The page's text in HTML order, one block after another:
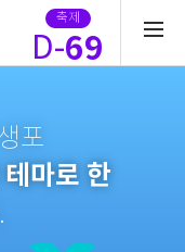
축제
D-69
포
마로 한